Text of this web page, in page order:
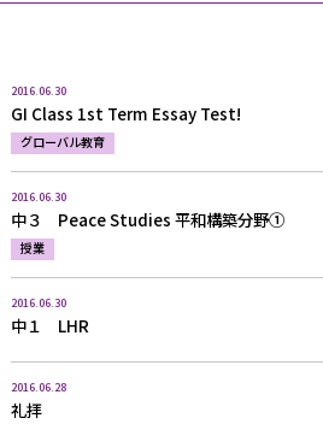
2016.06.30
GI Class 1st Term Essay Test!
グローバル教育
2016.06.30
中３ Peace Studies 平和構築分野①
授業
2016.06.30
中１ LHR
2016.06.28
礼拝